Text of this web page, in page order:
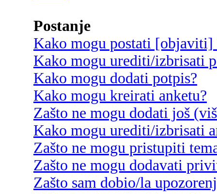
Postanje
Kako mogu postati [objaviti]
Kako mogu urediti/izbrisati
Kako mogu dodati potpis?
Kako mogu kreirati anketu?
Zašto ne mogu dodati još
Kako mogu urediti/izbrisati
Zašto ne mogu pristupiti
Zašto ne mogu dodavati
Zašto sam dobio/la